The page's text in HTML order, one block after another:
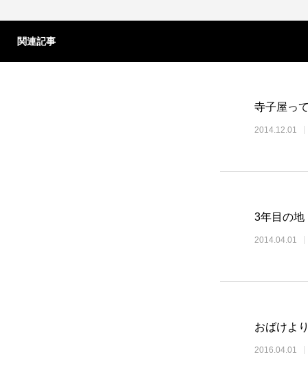
関連記事
寺子屋っ
2014.12.01
3年目の地
2014.04.01
おばけよ
2016.04.01